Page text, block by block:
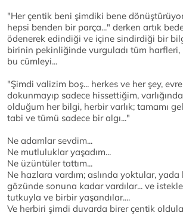
"Her çentik beni şimdiki bene
hepsi benden bir parça..." derken artık
ödenerek edindiği ve içine sindirdiği bir
birinin pekinliğinde vurguladı tüm harfleri,
bu cümleyi...
"Şimdi valizim boş... herkes ve her şey,
dokunmayıp sadece hissettiğim,
olduğum her bilgi, herbir varlık; tamamı
tabi ve tümü sadece bir algı..."
Ne adamlar sevdim...
Ne mutluluklar yaşadım...
Ne üzüntüler tattım...
Ne hazlara vardım; aslında yoktular, yada
gözünde sonuna kadar vardılar... ve
tutkuyla ve birbir yaşandılar....
Ve herbiri şimdi duvarda birer çentik